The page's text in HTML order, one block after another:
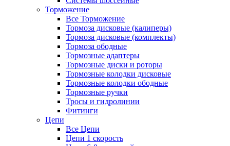
Торможение
Все Торможение
Тормоза дисковые (калиперы)
Тормоза дисковые (комплекты)
Тормоза ободные
Тормозные адаптеры
Тормозные диски и роторы
Тормозные колодки дисковые
Тормозные колодки ободные
Тормозные ручки
Тросы и гидролинии
Фитинги
Цепи
Все Цепи
Цепи 1 скорость